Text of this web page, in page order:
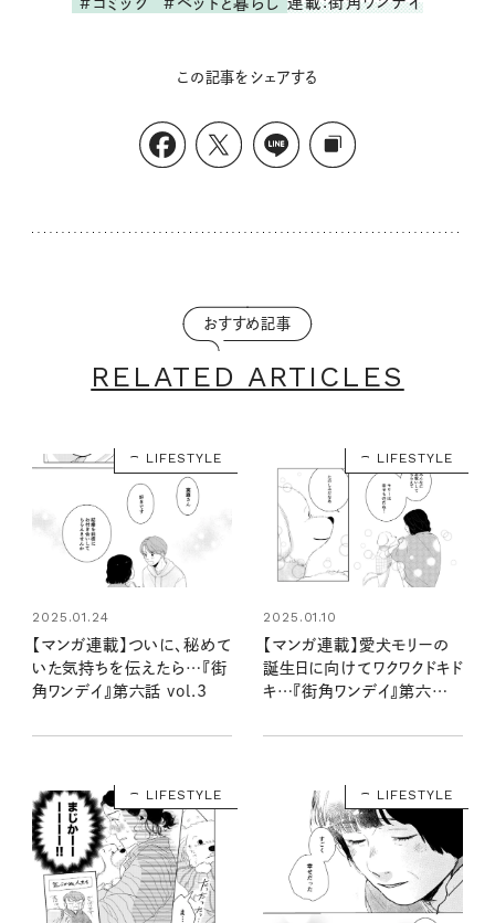
この記事をシェアする
おすすめ記事
RELATED ARTICLES
LIFESTYLE
2025.01.24
【マンガ連載】ついに、秘めて
いた気持ちを伝えたら…『街
角ワンデイ』第六話 vol.3
LIFESTYLE
2025.01.10
【マンガ連載】愛犬モリーの
誕生日に向けてワクワクドキド
キ…『街角ワンデイ』第六話
LIFESTYLE LIFESTYLE